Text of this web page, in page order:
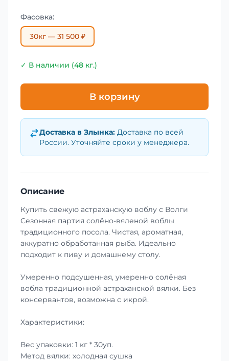
Фасовка:
30кг — 31 500 ₽
✓ В наличии (48 кг.)
В корзину
Доставка в Злынка: Доставка по всей
России. Уточняйте сроки у менеджера.
Описание
Купить свежую астраханскую воблу с Волги
Сезонная партия солёно-вяленой воблы
традиционного посола. Чистая, ароматная,
аккуратно обработанная рыба. Идеально
подходит к пиву и домашнему столу.
Умеренно подсушенная, умеренно солёная
вобла традиционной астраханской вялки. Без
консервантов, возможна с икрой.
Характеристики:
Вес упаковки: 1 кг * 30уп.
Метод вялки: холодная сушка